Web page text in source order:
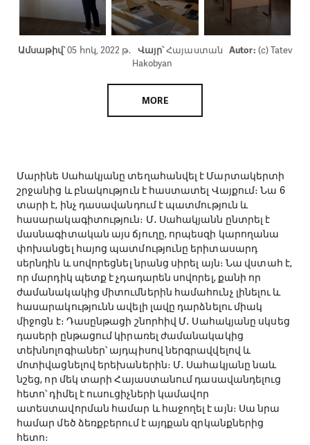
Ամսաթիվ՝05 հոկ, 2022 թ. Վայր՝Հայաստան Autor: (c) Tatev
Hakobyan
MORE
Մարինե Սահակյանը տեղահանվել է Մարտակերտի
շրջանից և բնակություն է հաստատել Վայքում։ Նա 6
տարի է, ինչ դասավանդում է պատմություն և
հասարակագիտություն։ Մ․ Սահակյանն ընտրել է
մասնագիտական այս ճյուղը, որպեսզի կարողանա
փոխանցել հայոց պատմությունը երիտասարդ
սերնդին և սովորեցնել նրանց սիրել այն։ Նա վստահ է,
որ մարդիկ պետք է չդադարեն սովորել, քանի որ
ժամանակակից միտումներին համահունչ լինելու և
հասարակությունն ավելի լավը դարձնելու միակ
միջոցն է։ Դասընթացի շնորհիվ Մ․ Սահակյանը սկսեց
դասերի ընթացում կիրառել ժամանակակից
տեխնոլոգիաներ՝ այդպիսով ներգրավվելով և
մոտիվացնելով երեխաներին։ Մ․ Սահակյանը նաև
նշեց, որ մեկ տարի Հայաստանում դասավանդելուց
հետո՝ դիմել է ուսուցիչների կամավոր
ատեստավորման համար և հաջողել է այն։ Սա նրա
համար մեծ ձեռքբերում է այդքան զրկանքներից
հետո։